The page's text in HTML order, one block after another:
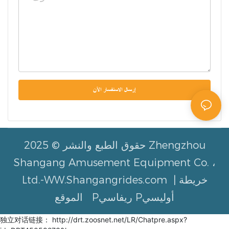
إرسال الاستفسار الآن
which will make
others envious!
supplies air to
maintain the shape
condition.
Inflatable castle
amusement park is
a new generation of
حقوق الطبع والنشر © 2025 Zhengzhou
Shangang Amusement Equipment Co. ،
Ltd.-WW.Shangangrides.com | خريطة
Pريفاسي Pأوليسي
独立对话链接： http://drt.zoosnet.net/LR/Chatpre.aspx?